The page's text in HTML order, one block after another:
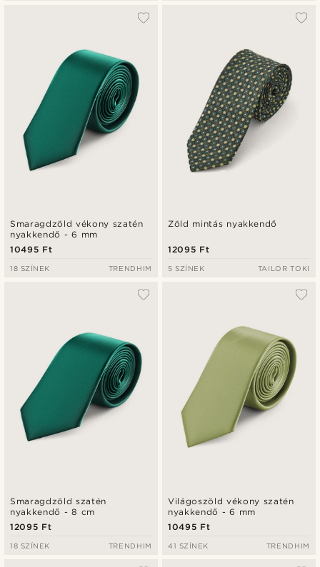
Smaragdzöld vékony szatén
nyakkendő - 6 mm
10495 Ft
18 SZÍNEK TRENDHIM
Zöld mintás nyakkendő
12095 Ft
5 SZÍNEK TAILOR TOKI
Smaragdzöld szatén
nyakkendő - 8 cm
12095 Ft
18 SZÍNEK TRENDHIM
Világoszöld vékony szatén
nyakkendő - 6 mm
10495 Ft
41 SZÍNEK TRENDHIM